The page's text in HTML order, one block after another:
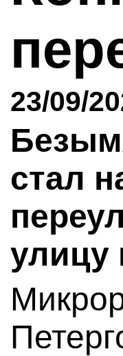
23/09/
стал
улицу